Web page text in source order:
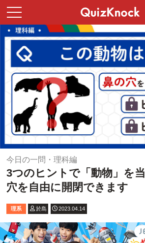
今日の一問・理科編
3つのヒントで「動物」を
穴を自由に開閉できます
理系 於島 2023.04.14